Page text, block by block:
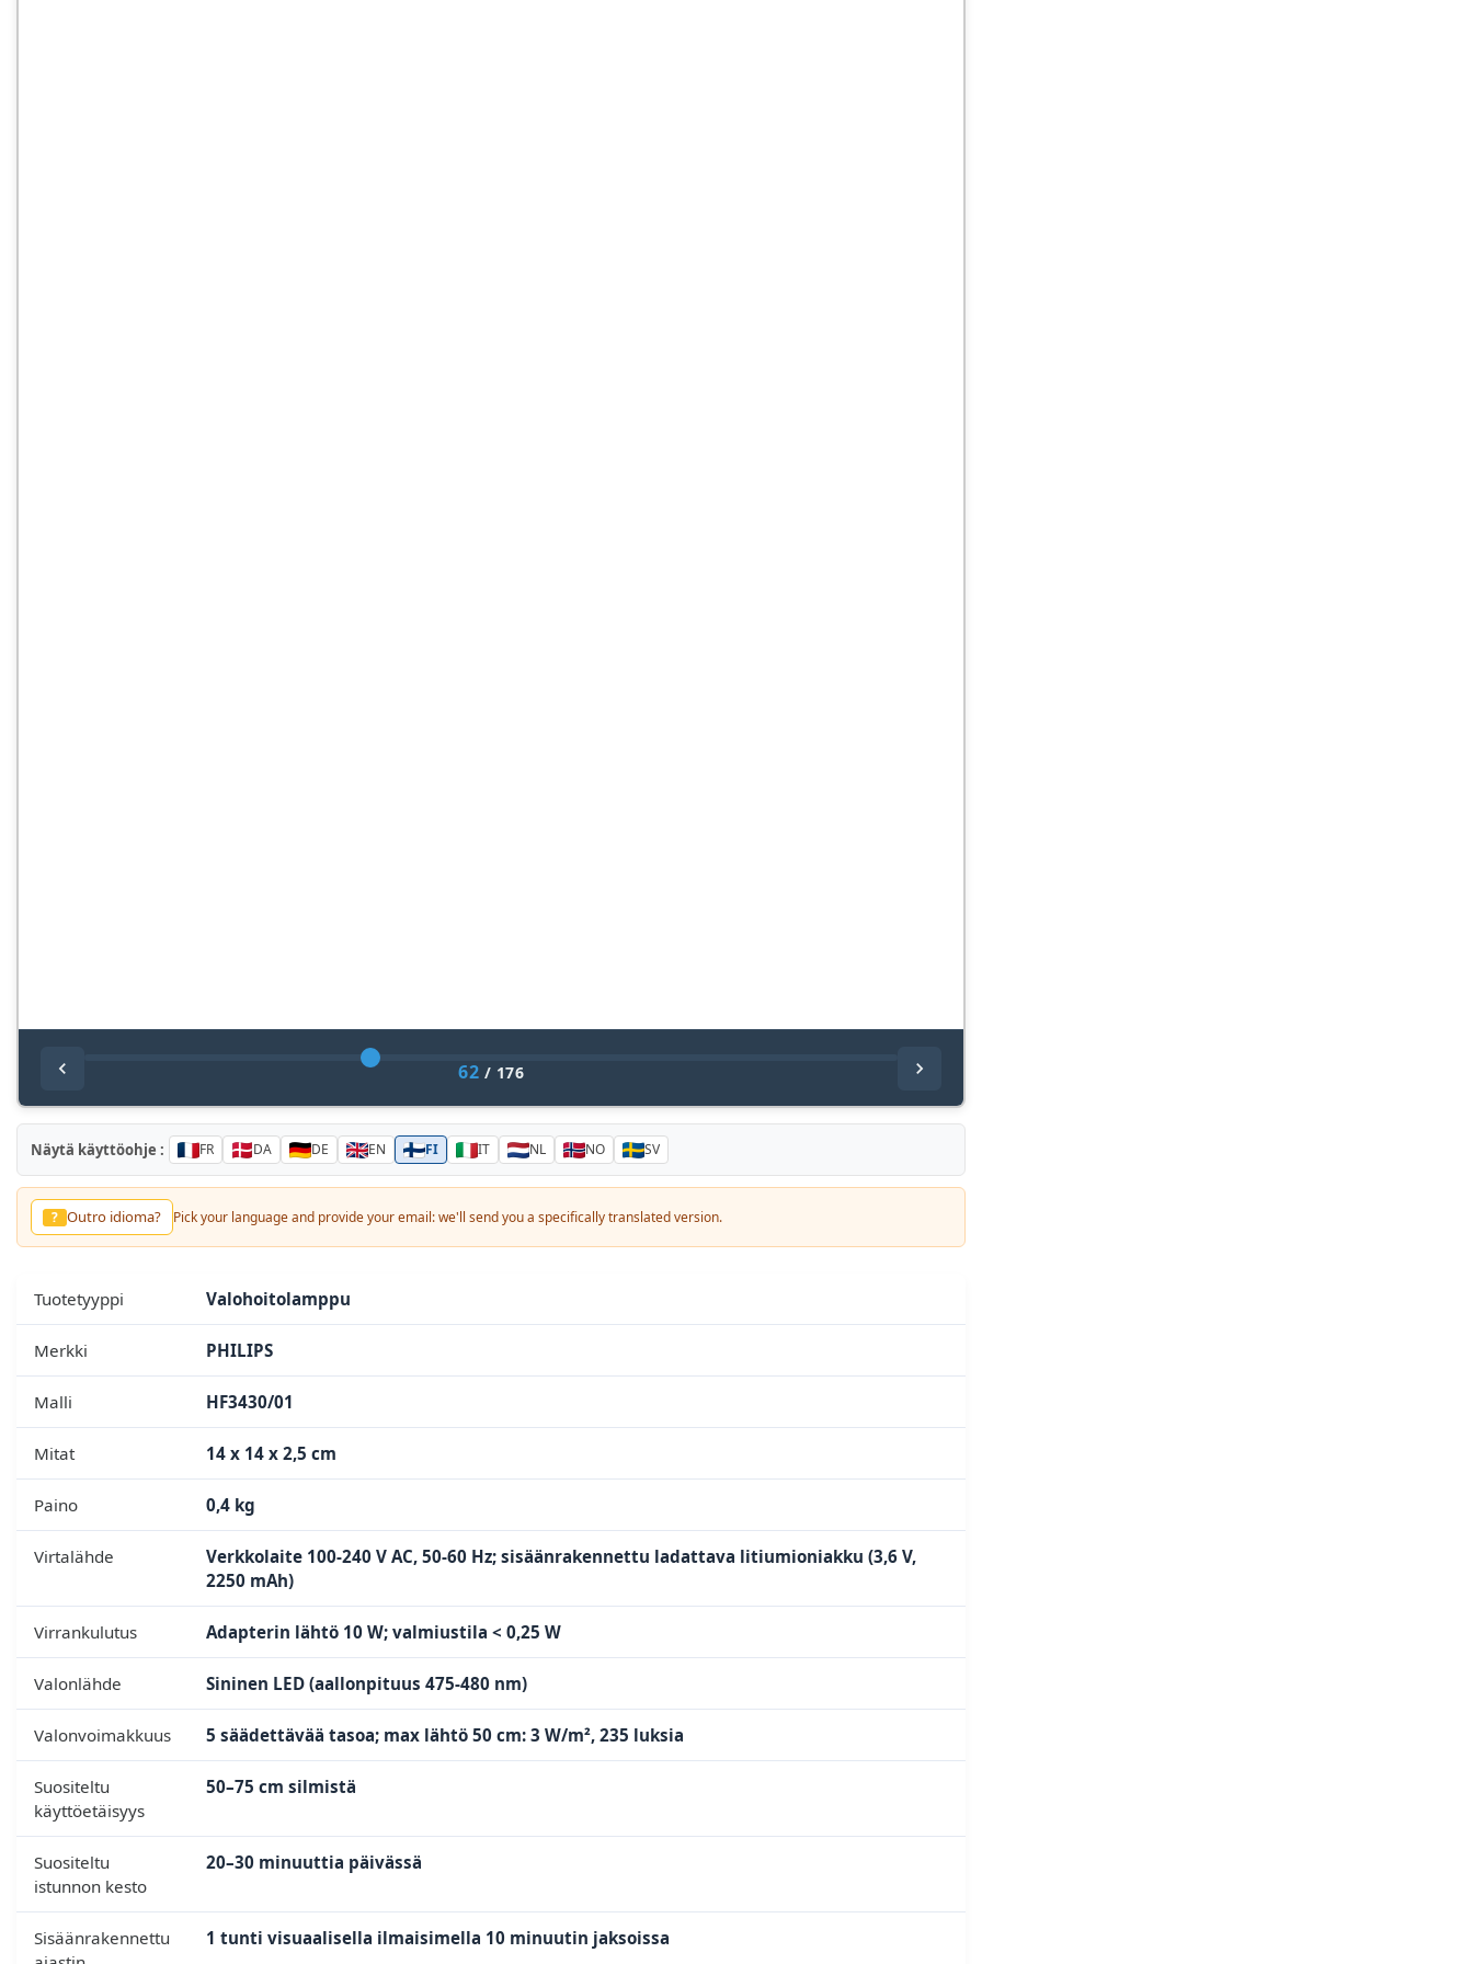
62 / 176
Näytä käyttöohje : FR DA DE EN FI IT NL NO SV
? Outro idioma? Pick your language and provide your email: we'll send you a specifically translated version.
Tuotetyyppi Valohoitolamppu
Merkki PHILIPS
Malli HF3430/01
Mitat 14 x 14 x 2,5 cm
Paino 0,4 kg
Virtalähde
Verkkolaite 100-240 V AC, 50-60 Hz; sisäänrakennettu ladattava litiumioniakku (3,6 V,
2250 mAh)
Virrankulutus Adapterin lähtö 10 W; valmiustila < 0,25 W
Valonlähde Sininen LED (aallonpituus 475-480 nm)
Valonvoimakkuus 5 säädettävää tasoa; max lähtö 50 cm: 3 W/m², 235 luksia
Suositeltu
käyttöetäisyys
50–75 cm silmistä
Suositeltu
istunnon kesto
20–30 minuuttia päivässä
Sisäänrakennettu
1 tunti visuaalisella ilmaisimella 10 minuutin jaksoissa